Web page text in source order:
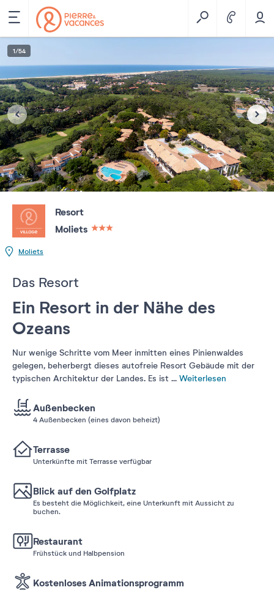
Resort
Moliets
Moliets
1/54
Das Resort
Ein Resort in der Nähe des
Ozeans
Nur wenige Schritte vom Meer inmitten eines Pinienwaldes
gelegen, beherbergt dieses autofreie Resort Gebäude mit der
typischen Architektur der Landes. Es ist ... Weiterlesen
Außenbecken
4 Außenbecken (eines davon beheizt)
Terrasse
Unterkünfte mit Terrasse verfügbar
Blick auf den Golfplatz
Es besteht die Möglichkeit, eine Unterkunft mit Aussicht zu
buchen.
Restaurant
Frühstück und Halbpension
Kostenloses Animationsprogramm